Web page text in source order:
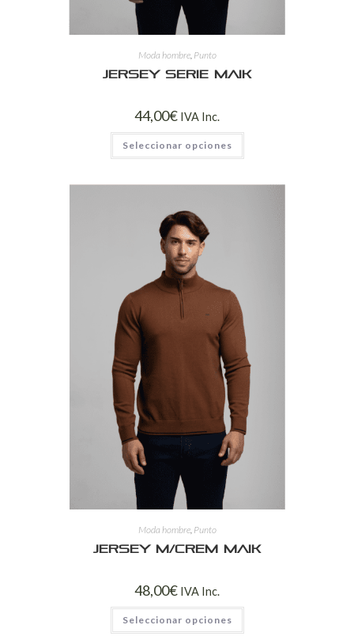
Moda hombre, Punto
Jersey Serie Maik
44,00€ IVA Inc.
Seleccionar opciones
Moda hombre, Punto
Jersey M/Crem Maik
48,00€ IVA Inc.
Seleccionar opciones